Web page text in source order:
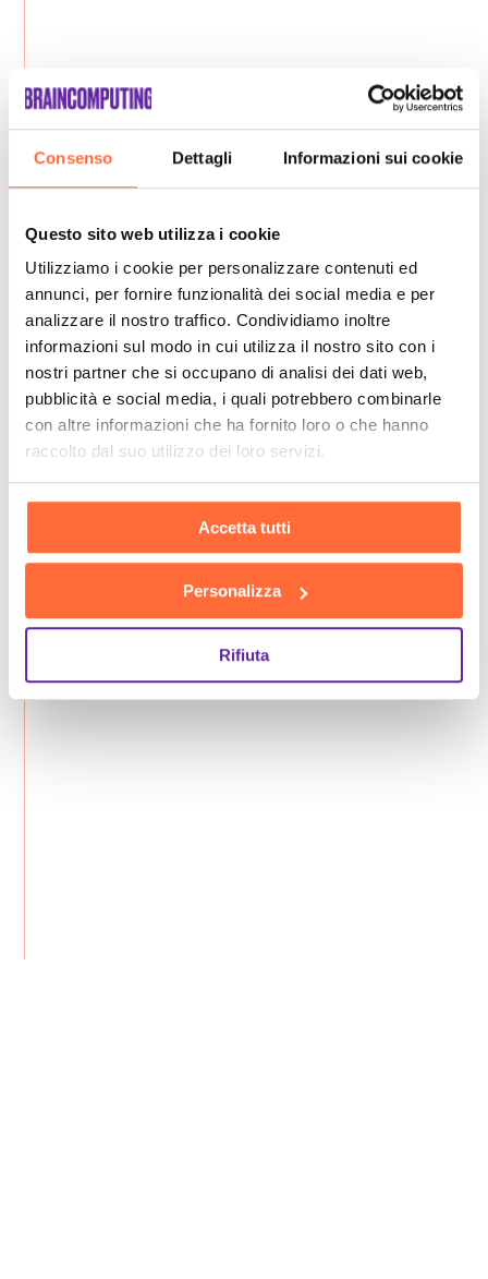
Consenso Dettagli Informazioni sui cookie
Questo sito web utilizza i cookie
Utilizziamo i cookie per personalizzare contenuti ed
annunci, per fornire funzionalità dei social media e per
analizzare il nostro traffico. Condividiamo inoltre
informazioni sul modo in cui utilizza il nostro sito con i
nostri partner che si occupano di analisi dei dati web,
pubblicità e social media, i quali potrebbero combinarle
con altre informazioni che ha fornito loro o che hanno
raccolto dal suo utilizzo dei loro servizi.
Accetta tutti
Personalizza
Rifiuta